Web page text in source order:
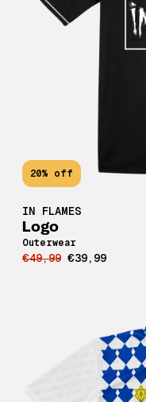
IN FLAMES
Logo
Outerwear
€49,99 €39,99
20% off